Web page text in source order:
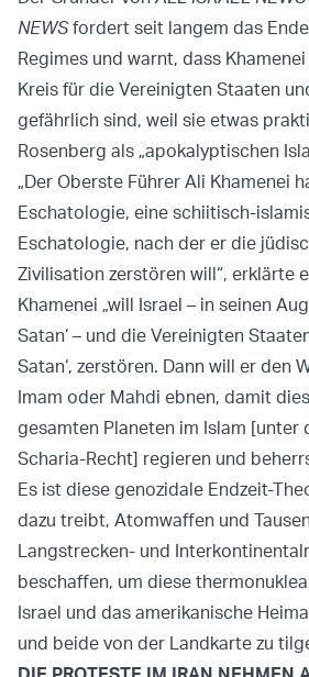
NEWSfordert seit langem das
Regimes und warnt, dass
Kreis für die Vereinigten Staaten
gefährlich sind, weil sie etwas
Rosenberg als „apokalyptischen
„Der Oberste Führer Ali Khamenei
Eschatologie, eine schiitisch-
Eschatologie, nach der er die
Zivilisation zerstören will“, erklärte
Khamenei „will Israel – in seinen
Satan‘ – und die Vereinigten
Satan‘, zerstören. Dann will er den
Imam oder Mahdi ebnen, damit
gesamten Planeten im Islam [unter
Scharia-Recht] regieren und
Es ist diese genozidale Endzeit-
dazu treibt, Atomwaffen und
Langstrecken- und
beschaffen, um diese
Israel und das amerikanische
und beide von der Landkarte zu